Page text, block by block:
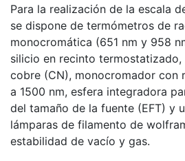
Para la realización de la escala
se dispone de termómetros de
monocromática (651 nm y 958
silicio en recinto
cobre (CN), monocromador con
a 1500 nm, esfera integradora
del tamaño de la fuente (EFT) y
lámparas de filamento de
estabilidad de vacío y gas.